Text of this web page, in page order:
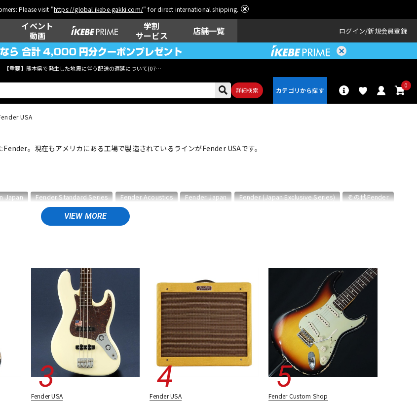
Please visit "https://global.ikebe-gakki.com/" for direct international shipping.
イベント
動画
学割
サービス
店舗一覧 ログイン 新規会員登録
【重要】熊本県で発生した地震に伴う配送の遅延について(07月29日
詳細検索
0
DTM オンラ レコーディン
USA
。現在もアメリカにある工場で製造されているラインがFender USAです。
Japan Fender Standard Series Fender Acoustics Fender Japan Fender (Japan Exclusive Series) その他Fender
ー/テレキャスター・TLタイプ エレキギター/ジャズマスター・JMタイプ
Fender USA Fender USA Fender Custom Shop